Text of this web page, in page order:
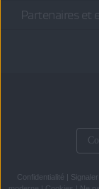
Partenaires et
Confidentialité | Signaler